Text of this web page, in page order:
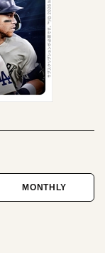
MONTHLY